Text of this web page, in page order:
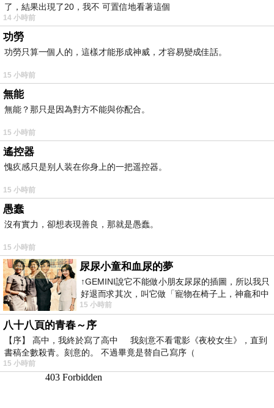
了，結果出現了20，我不 可置信地看著這個
14 小時前
功勞
功勞只算一個人的，這樣才能形成神威，才容易變成佳話。
15 小時前
無能
無能？那只是因為對方不能與你配合。
15 小時前
遙控器
愧疚感只是别人装在你身上的一把遥控器。
15 小時前
愚蠢
沒有實力，卻想表現善良，那就是愚蠢。
15 小時前
尿尿小童和血尿的夢
↑GEMINI說它不能做小朋友尿尿的插圖，所以我只
好退而求其次，叫它做「寵物在椅子上，神龕和中
年人臉孔」的畫了。 六月底
15 小時前
八十八頁的青春～序
【序】 高中，我終於寫了高中 我刻意不看電影《夜校女生》，直到
書稿全數殺青。刻意的。 不過畢竟是替自己寫序（
15 小時前